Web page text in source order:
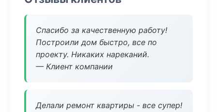
Спасибо за качественную работу!
Построили дом быстро, все по
проекту. Никаких нареканий.
— Клиент компании
Делали ремонт квартиры - все супер!